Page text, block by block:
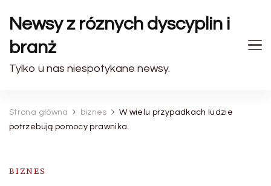
Newsy z róznych dyscyplin i
branż
Tylko u nas niespotykane newsy.
Strona główna biznes
W wielu przypadkach ludzie
potrzebują pomocy prawnika.
BIZNES